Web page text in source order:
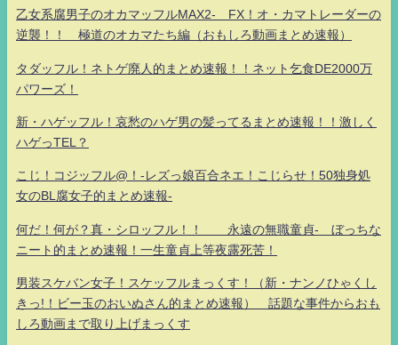
乙女系腐男子のオカマッフルMAX2- FX！オ・カマトレーダーの
逆襲！！ 極道のオカマたち編（おもしろ動画まとめ速報）
タダッフル！ネトゲ廃人的まとめ速報！！ネット乞食DE2000万
パワーズ！
新・ハゲッフル！哀愁のハゲ男の髪ってるまとめ速報！！激しく
ハゲっTEL？
こじ！コジッフル@！-レズっ娘百合ネエ！こじらせ！50独身処
女のBL腐女子的まとめ速報-
何だ！何が？真・シロッフル！！ 永遠の無職童貞- ぼっちな
ニート的まとめ速報！一生童貞上等夜露死苦！
男装スケバン女子！スケッフルまっくす！（新・ナンノひゃくし
きっ!！ビー玉のおいぬさん的まとめ速報） 話題な事件からおも
しろ動画まで取り上げまっくす